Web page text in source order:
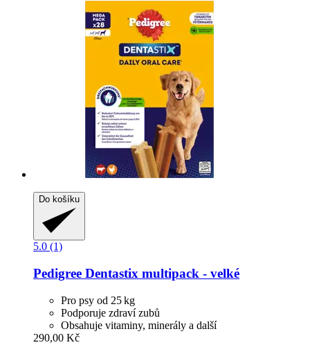
Do košíku
5.0 (1)
Pedigree Dentastix multipack -​ velké
Pro psy od 25 kg
Podporuje zdraví zubů
Obsahuje vitaminy, minerály a další
290,00 Kč